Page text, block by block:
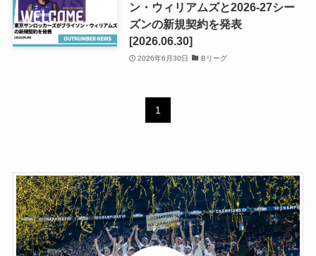
ン・ウィリアムズと2026-27シー
ズンの新規契約を発表
[2026.06.30]
2026年6月30日 Bリーグ
1